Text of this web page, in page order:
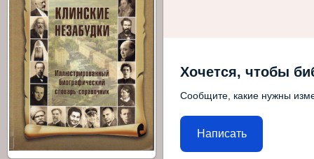
Хочется, чтобы
Сообщите, какие нужны
Написать